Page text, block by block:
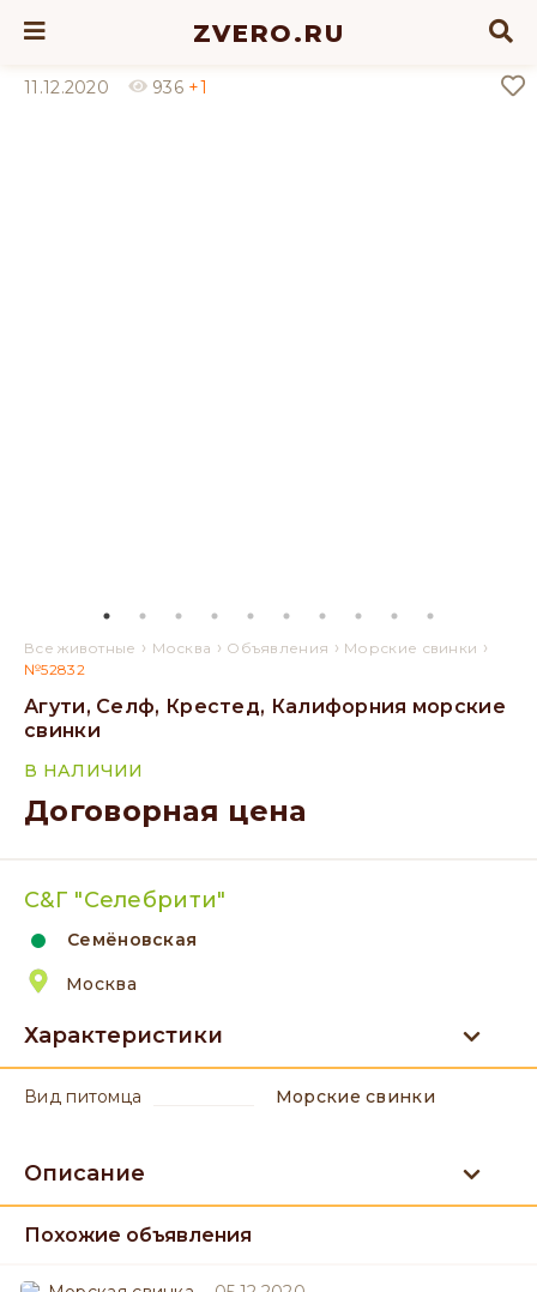
ZVERO.RU
11.12.2020 936 +1
Все животные › Москва › Объявления › Морские свинки ›
№52832
Агути, Селф, Крестед, Калифорния морские
свинки
В НАЛИЧИИ
Договорная цена
С&Г "Селебрити"
Семёновская
Москва
Характеристики
вид питомца Морские свинки
Описание
Похожие объявления